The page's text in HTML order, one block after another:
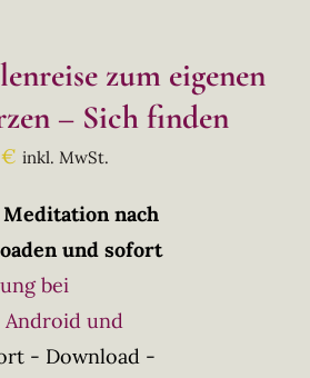
zum eigenen
– Sich finden
€ inkl. MwSt.
nach
und sofort
bei
Android und
- Download -